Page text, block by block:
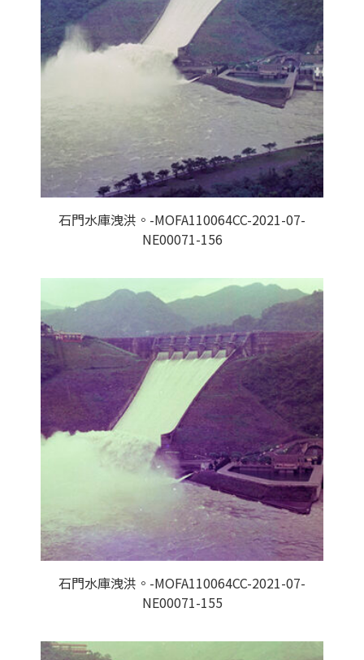
石門水庫洩洪。-MOFA110064CC-2021-07-
NE00071-156
石門水庫洩洪。-MOFA110064CC-2021-07-
NE00071-155